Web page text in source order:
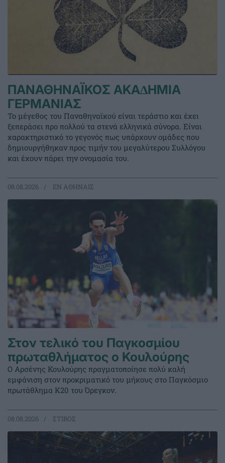
ΠΑΝΑΘΗΝΑΪΚΟΣ ΑΚΑ∆ΗΜΙΑ
ΓΕΡΜΑΝΙΑΣ
Το μέγεθος του Παναθηναϊκού είναι τεράστιο και έχει
ξεπεράσει προ πολλού τα στενά ελληνικά σύνορα. Είναι
χαρακτηριστικό το γεγονός πως υπάρχουν ομάδες που
δημιουργήθηκαν προς τιμήν του μεγαλύτερου Συλλόγου
και έχουν πάρει την ονομασία του.
08.08.2026 EΝ ΑΘΗΝΑΙΣ
Στον τελικό του Παγκοσμίου
πρωταθλήματος ο Κουλούρης
Ο Αρσένης Κουλούρης πραγματοποίησε πολύ καλή
εμφάνιση στον προκριματικό του μήκους στο Παγκόσμιο
πρωτάθλημα Κ20 του Όρεγκον.
08.08.2026 ΣΤΙΒΟΣ